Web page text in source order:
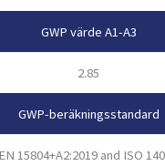
GWP värde A1-A3
2.85
GWP-beräkningsstandard
EN 15804+A2:2019 and ISO